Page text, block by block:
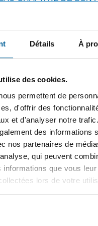
Détails À
des cookies.
permettent de
d'offrir des
et d'analyser notre
des informations
nos partenaires de
qui peuvent
informations que vous
lors de votre
festive a marqué
un lieu redonné
des pompiers : une
| Dépôt du
de situation financière